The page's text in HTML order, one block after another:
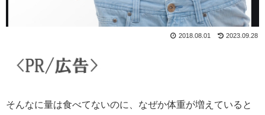
2023.09.28
2018.08.01
そんなに量は食べてないのに、なぜか体重が増えていると